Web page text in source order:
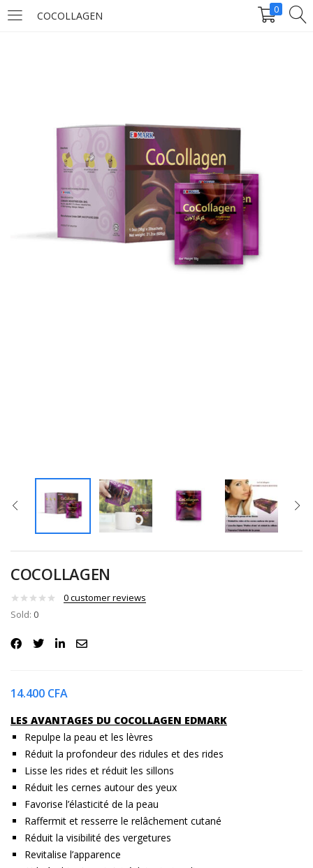
COCOLLAGEN 0
LOGIN
Remember me
Login
Lost password?
COCOLLAGEN
0customer reviews
Sold: 0
14.400 CFA
LES AVANTAGES DU COCOLLAGEN EDMARK
Repulpe la peau et les lèvres
Réduit la profondeur des ridules et des rides
Lisse les rides et réduit les sillons
Réduit les cernes autour des yeux
Favorise l’élasticité de la peau
Raffermit et resserre le relâchement cutané
Réduit la visibilité des vergetures
Revitalise l’apparence